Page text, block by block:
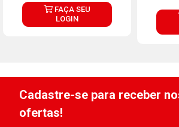
FAÇA SEU
LOGIN
Cadastre-se para receber
ofertas!